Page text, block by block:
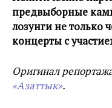
предвыборные
лозунги не только
концерты с
Оригинал
«Азаттык».